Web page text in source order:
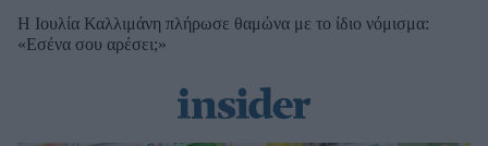
Η Ιουλία Καλλιμάνη πλήρωσε θαμώνα με το ίδιο νόμισμα:
«Εσένα σου αρέσει;»